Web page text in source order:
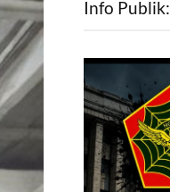
Info Publik: